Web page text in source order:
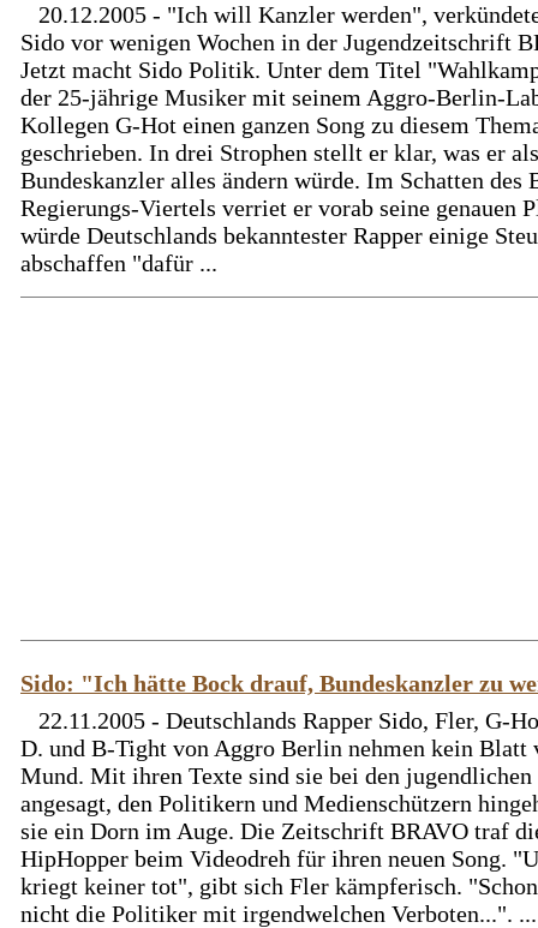
20.12.2005 - "Ich will Kanzler werden",
Sido vor wenigen Wochen in der Jugendzeitschrift
Jetzt macht Sido Politik. Unter dem Titel
der 25-jährige Musiker mit seinem Aggro-Berlin-
Kollegen G-Hot einen ganzen Song zu diesem
geschrieben. In drei Strophen stellt er klar, was er als
Bundeskanzler alles ändern würde. Im Schatten des
Regierungs-Viertels verriet er vorab seine genauen
würde Deutschlands bekanntester Rapper einige
abschaffen "dafür ...
Sido: "Ich hätte Bock drauf, Bundeskanzler zu
22.11.2005 - Deutschlands Rapper Sido, Fler, G-
D. und B-Tight von Aggro Berlin nehmen kein Blatt
Mund. Mit ihren Texte sind sie bei den jugendlichen
angesagt, den Politikern und Medienschützern
sie ein Dorn im Auge. Die Zeitschrift BRAVO traf
HipHopper beim Videodreh für ihren neuen Song.
kriegt keiner tot", gibt sich Fler kämpferisch.
nicht die Politiker mit irgendwelchen Verboten...". ...